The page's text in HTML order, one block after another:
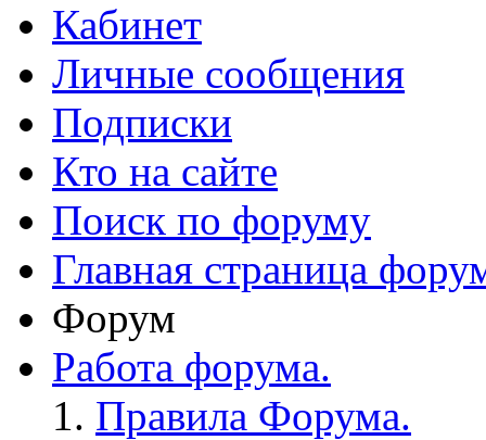
Кабинет
Личные сообщения
Подписки
Кто на сайте
Поиск по форуму
Главная страница
Форум
Работа форума.
Правила Форума.